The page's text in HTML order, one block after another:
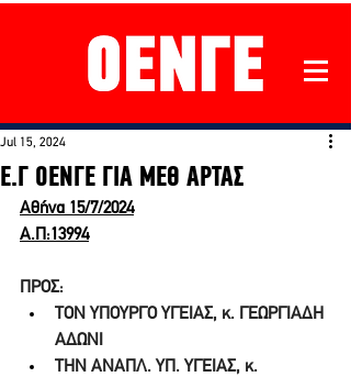
Ε.Γ ΟΕΝΓΕ ΓΙΑ ΜΕΘ ΑΡΤΑΣ
Jul 15, 2024
Αθήνα 15/7/2024
Α.Π:13994
ΠΡΟΣ:
ΤΟΝ ΥΠΟΥΡΓΟ ΥΓΕΙΑΣ, κ. ΓΕΩΡΓΙΑΔΗ
ΑΔΩΝΙ
ΤΗΝ ΑΝΑΠΛ. ΥΠ. ΥΓΕΙΑΣ, κ.